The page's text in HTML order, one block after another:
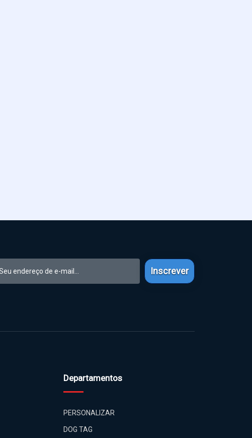
Inscrever
Departamentos
PERSONALIZAR
DOG TAG